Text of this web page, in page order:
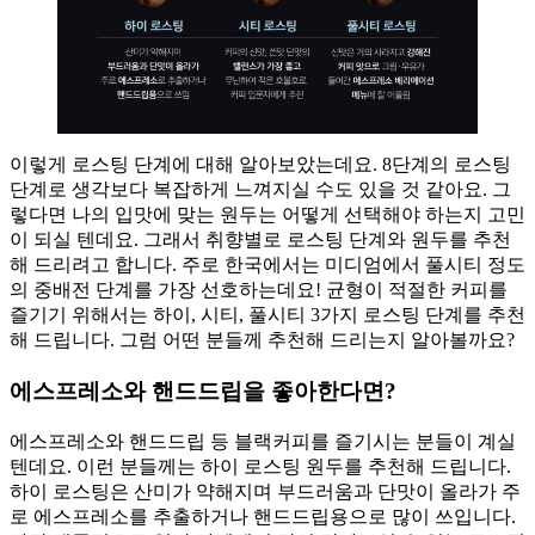
이렇게 로스팅 단계에 대해 알아보았는데요. 8단계의 로스팅
단계로 생각보다 복잡하게 느껴지실 수도 있을 것 같아요. 그
렇다면 나의 입맛에 맞는 원두는 어떻게 선택해야 하는지 고민
이 되실 텐데요. 그래서 취향별로 로스팅 단계와 원두를 추천
해 드리려고 합니다. 주로 한국에서는 미디엄에서 풀시티 정도
의 중배전 단계를 가장 선호하는데요! 균형이 적절한 커피를
즐기기 위해서는 하이, 시티, 풀시티 3가지 로스팅 단계를 추천
해 드립니다. 그럼 어떤 분들께 추천해 드리는지 알아볼까요?
에스프레소와 핸드드립을 좋아한다면?
에스프레소와 핸드드립 등 블랙커피를 즐기시는 분들이 계실
텐데요. 이런 분들께는 하이 로스팅 원두를 추천해 드립니다.
하이 로스팅은 산미가 약해지며 부드러움과 단맛이 올라가 주
로 에스프레소를 추출하거나 핸드드립용으로 많이 쓰입니다.